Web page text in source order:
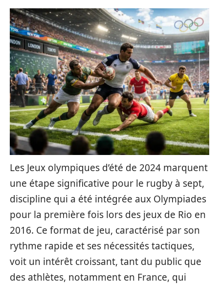
Les Jeux olympiques d’été de 2024 marquent
une étape significative pour le rugby à sept,
discipline qui a été intégrée aux Olympiades
pour la première fois lors des jeux de Rio en
2016. Ce format de jeu, caractérisé par son
rythme rapide et ses nécessités tactiques,
voit un intérêt croissant, tant du public que
des athlètes, notamment en France, qui